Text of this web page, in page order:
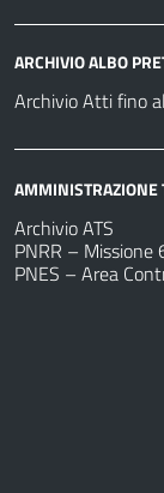
ARCHIVIO ALBO
Archivio Atti fino
AMMINISTRAZIONE
Archivio ATS
PNRR – Missione
PNES – Area